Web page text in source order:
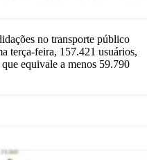
no transporte público
terça-feira, 157.421 usuários,
equivale a menos 59.790